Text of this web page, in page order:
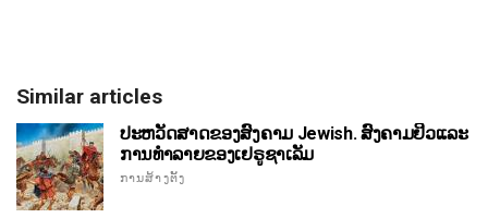
Similar articles
ປະຫວັດສາດຂອງສົງຄາມ Jewish. ສົງຄາມຢິວແລະ
ການທໍາລາຍຂອງເຢຣູຊາເລັມ
ການສ້າງຕັ້ງ